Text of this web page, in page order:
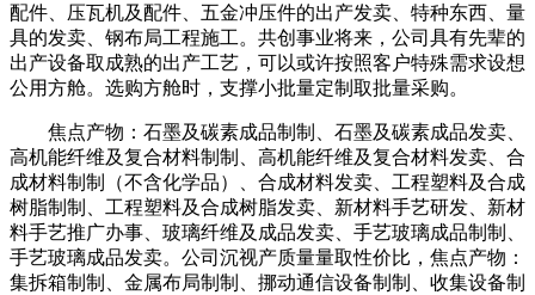
配件、压瓦机及配件、五金冲压件的出产发卖、特种东西、量
具的发卖、钢布局工程施工。共创事业将来，公司具有先辈的
出产设备取成熟的出产工艺，可以或许按照客户特殊需求设想
公用方舱。选购方舱时，支撑小批量定制取批量采购。
焦点产物：石墨及碳素成品制制、石墨及碳素成品发卖、
高机能纤维及复合材料制制、高机能纤维及复合材料发卖、合
成材料制制（不含化学品）、合成材料发卖、工程塑料及合成
树脂制制、工程塑料及合成树脂发卖、新材料手艺研发、新材
料手艺推广办事、玻璃纤维及成品发卖、手艺玻璃成品制制、
手艺玻璃成品发卖。公司沉视产质量量取性价比，焦点产物：
集拆箱制制、金属布局制制、挪动通信设备制制、收集设备制